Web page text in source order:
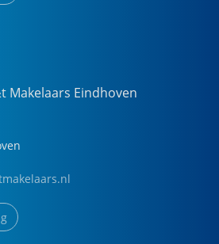
Makelaars Eindhoven